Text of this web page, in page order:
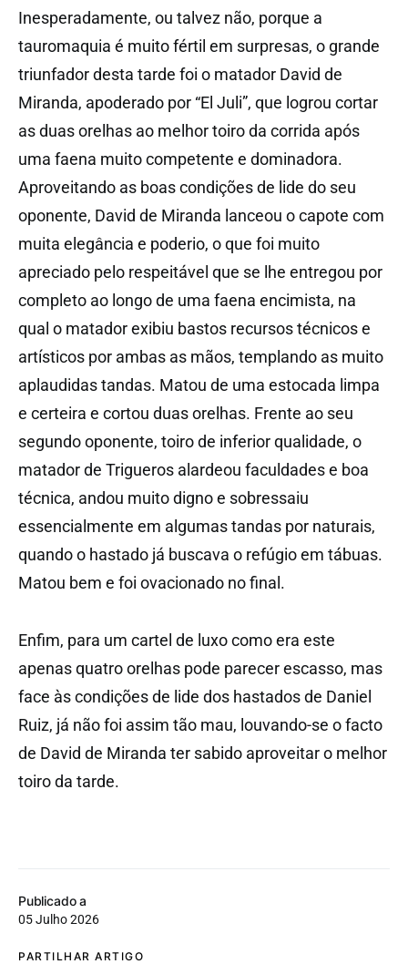
Publicado a
05 Julho 2026
PARTILHAR ARTIGO
Inesperadamente, ou talvez não, porque a
tauromaquia é muito fértil em surpresas, o grande
triunfador desta tarde foi o matador David de
Miranda, apoderado por “El Juli”, que logrou cortar
as duas orelhas ao melhor toiro da corrida após
uma faena muito competente e dominadora.
Aproveitando as boas condições de lide do seu
oponente, David de Miranda lanceou o capote com
muita elegância e poderio, o que foi muito
apreciado pelo respeitável que se lhe entregou por
completo ao longo de uma faena encimista, na
qual o matador exibiu bastos recursos técnicos e
artísticos por ambas as mãos, templando as muito
aplaudidas tandas. Matou de uma estocada limpa
e certeira e cortou duas orelhas. Frente ao seu
segundo oponente, toiro de inferior qualidade, o
matador de Trigueros alardeou faculdades e boa
técnica, andou muito digno e sobressaiu
essencialmente em algumas tandas por naturais,
quando o hastado já buscava o refúgio em tábuas.
Matou bem e foi ovacionado no final.
Enfim, para um cartel de luxo como era este
apenas quatro orelhas pode parecer escasso, mas
face às condições de lide dos hastados de Daniel
Ruiz, já não foi assim tão mau, louvando-se o facto
de David de Miranda ter sabido aproveitar o melhor
toiro da tarde.